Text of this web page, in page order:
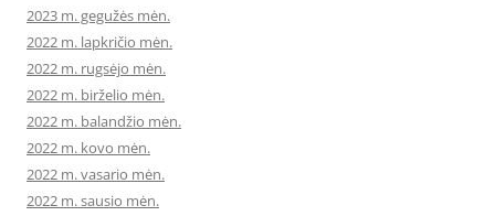
2023 m. gegužės mėn.
2022 m. lapkričio mėn.
2022 m. rugsėjo mėn.
2022 m. birželio mėn.
2022 m. balandžio mėn.
2022 m. kovo mėn.
2022 m. vasario mėn.
2022 m. sausio mėn.